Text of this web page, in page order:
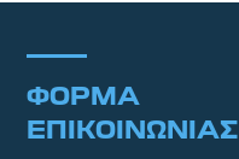
ΦΟΡΜΑ
ΕΠΙΚΟΙΝΩΝΙΑΣ